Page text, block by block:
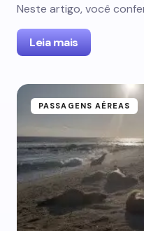
Neste artigo, você
Leia mais
PASSAGENS AÉREAS